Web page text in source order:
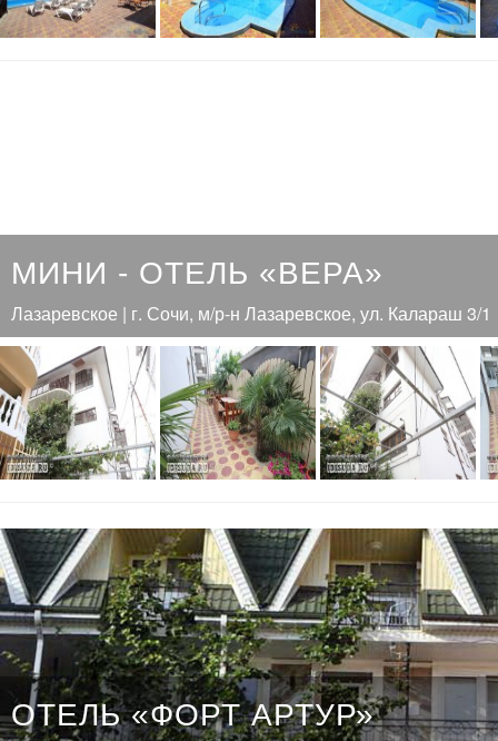
МИНИ - ОТЕЛЬ «ВЕРА»
Лазаревское | г. Сочи, м/р-н Лазаревское, ул. Калараш 3/1
ОТЕЛЬ «ФОРТ АРТУР»